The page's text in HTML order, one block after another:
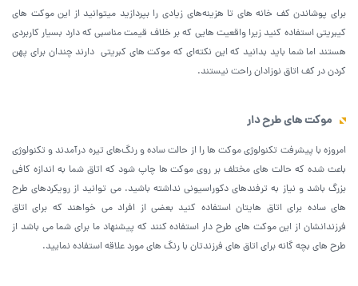
برای پوشاندن کف خانه های تا هزینه‌های زیادی را بپردازید میتوانید از این موکت های
کیبریتی استفاده کنید زیرا واقعیت هایی که بر خلاف قیمت مناسبی که دارد بسیار کاربردی
هستند اما شما باید بدانید که این نکته‌ای که موکت های کبریتی دارند چندان برای پهن
کردن در کف اتاق نوزادان راحت نیستند.
موکت های طرح دار
امروزه با پیشرفت تکنولوژی موکت ها را از حالت ساده و رنگ‌های تیره درآمدند و تکنولوژی
باعث شده که حالت های مختلف بر روی موکت ها چاپ شود که اتاق شما به اندازه کافی
بزرگ باشد و نیاز به ترفندهای دکوراسیونی نداشته باشید. می توانید از رویکردهای طرح
های ساده برای اتاق هایتان استفاده کنید بعضی از افراد می خواهند که برای اتاق
فرزندانشان از این موکت های طرح دار استفاده کنند که پیشنهاد ما برای شما می باشد از
طرح های بچه گانه برای اتاق های فرزندتان با رنگ های مورد علاقه استفاده نمایید.